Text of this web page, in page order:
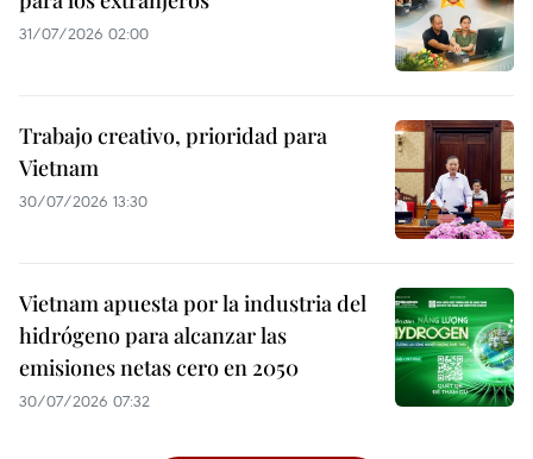
31/07/2026 02:00
Trabajo creativo, prioridad para
Vietnam
30/07/2026 13:30
Vietnam apuesta por la industria del
hidrógeno para alcanzar las
emisiones netas cero en 2050
30/07/2026 07:32